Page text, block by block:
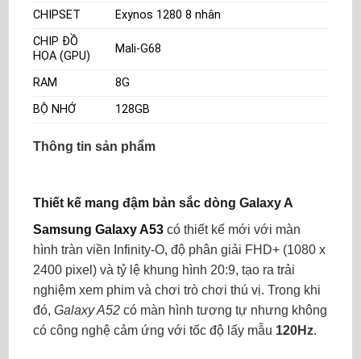
CHIPSET
Exynos 1280 8 nhân
CHIP ĐỒ
HỌA (GPU)
Mali-G68
RAM
8G
BỘ NHỚ
128GB
Thông tin sản phẩm
Thiết kế mang đậm bản sắc dòng Galaxy A
Samsung Galaxy A53 có thiết kế mới với màn
hình tràn viền Infinity-O, độ phân giải FHD+ (1080 x
2400 pixel) và tỷ lệ khung hình 20:9, tạo ra trải
nghiệm xem phim và chơi trò chơi thú vị. Trong khi
đó, Galaxy A52 có màn hình tương tự nhưng không
có công nghệ cảm ứng với tốc độ lấy mẫu 120Hz.